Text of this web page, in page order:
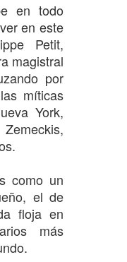
en todo
en este
Petit,
magistral
por
míticas
York,
como un
el de
floja en
más